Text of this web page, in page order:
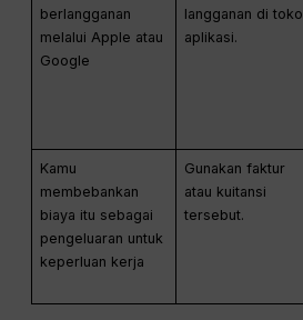
berlangganan
melalui Apple atau
Google
langganan di toko
aplikasi.
Kamu
membebankan
biaya itu sebagai
pengeluaran untuk
keperluan kerja
Gunakan faktur
atau kuitansi
tersebut.